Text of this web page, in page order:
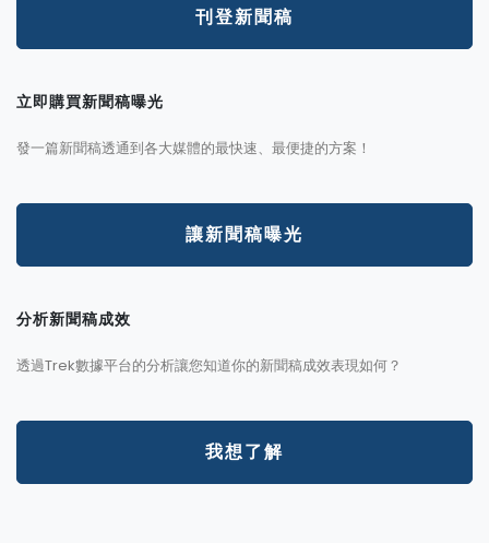
刊登新聞稿
立即購買新聞稿曝光
發一篇新聞稿透通到各大媒體的最快速、最便捷的方案！
讓新聞稿曝光
分析新聞稿成效
透過Trek數據平台的分析讓您知道你的新聞稿成效表現如何？
我想了解